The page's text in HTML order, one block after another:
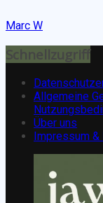
Marc W
Schnellzugriff
Allgemeine
Über uns
Impressum &